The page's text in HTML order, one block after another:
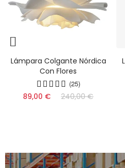
Lámpara Colgante Danesa
De Metal Multicapa HL38
(29)
90,00 €